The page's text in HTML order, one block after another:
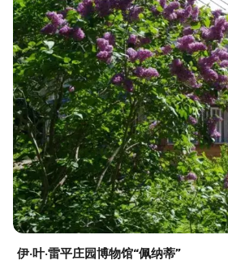
伊·叶·雷平庄园博物馆“佩纳蒂”